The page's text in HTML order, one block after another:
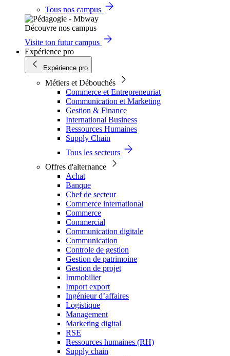
Tous nos campus
Découvre nos campus
Visite ton futur campus
Expérience pro
Expérience pro
Métiers et Débouchés
Commerce et Entrepreneuriat
Communication et Marketing
Gestion & Finance
International Business
Ressources Humaines
Supply Chain
Tous les secteurs
Offres d'alternance
Achat
Banque
Chef de secteur
Commerce international
Commerce
Commercial
Communication digitale
Communication
Controle de gestion
Gestion de patrimoine
Gestion de projet
Immobilier
Import export
Ingénieur d’affaires
Logistique
Management
Marketing digital
RSE
Ressources humaines (RH)
Supply chain